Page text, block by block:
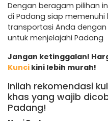
Dengan beragam pilihan
di Padang siap
transportasi Anda
untuk menjelajahi Padang
Jangan ketinggalan!
Kunci kini lebih murah!
Inilah rekomendasi
khas yang wajib
Padang!